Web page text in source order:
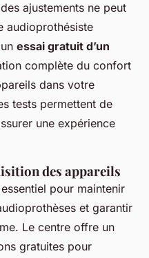
ajustements ne peut
audioprothésiste
essai gratuit d’un
complète du confort
dans votre
tests permettent de
une expérience
des appareils
pour maintenir
et garantir
Le centre offre un
gratuites pour